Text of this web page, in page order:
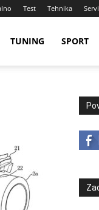
Test Tehnika
TUNING SPORT